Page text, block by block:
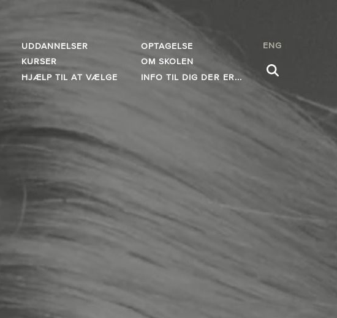
UDDANNELSER
OPTAGELSE
KURSER
OM SKOLEN
HJÆLP TIL AT VÆLGE
INFO TIL DIG DER ER...
ENG